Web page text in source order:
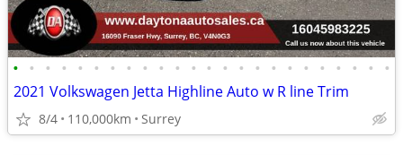
• • • • • • • • • • • • • • • • • • • • • • • •
2021 Volkswagen Jetta Highline Auto w R line Trim
8/4 110,000km Surrey